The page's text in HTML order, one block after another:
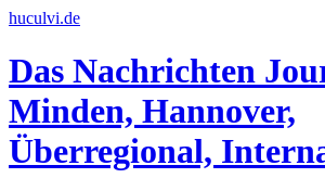
huculvi.de
Das Nachrichten
Minden, Hannover,
Überregional,